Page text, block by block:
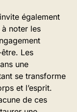
également
noter les
Les
une
se transforme
et l’esprit.
de ces